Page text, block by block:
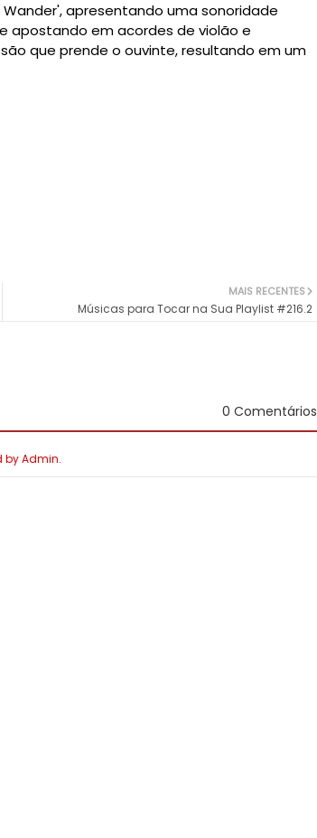
Wander', apresentando uma sonoridade
apostando em acordes de violão e
que prende o ouvinte, resultando em um
MAIS RECENTES
Músicas para Tocar na Sua Playlist #216.2
0 Comentários
by Admin.